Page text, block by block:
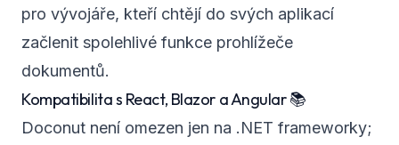
pro vývojáře, kteří chtějí do svých aplikací
začlenit spolehlivé funkce prohlížeče
dokumentů.
Kompatibilita s React, Blazor a Angular 📚
Doconut není omezen jen na .NET frameworky;